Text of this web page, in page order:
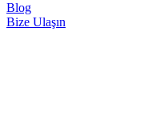
Blog
Bize Ulaşın